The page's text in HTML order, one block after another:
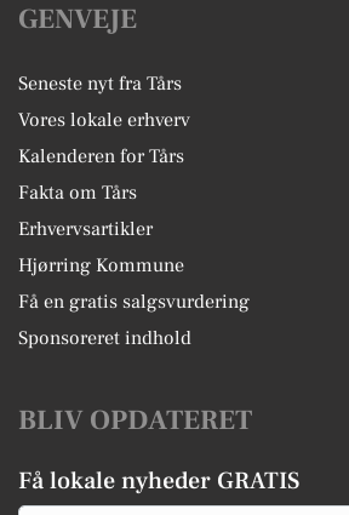
GENVEJE
Seneste nyt fra Tårs
Vores lokale erhverv
Kalenderen for Tårs
Fakta om Tårs
Erhvervsartikler
Hjørring Kommune
Få en gratis salgsvurdering
Sponsoreret indhold
BLIV OPDATERET
Få lokale nyheder GRATIS